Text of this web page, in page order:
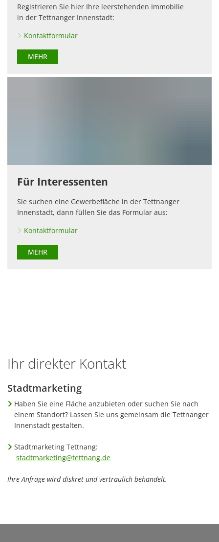
Registrieren Sie hier Ihre leerstehenden Immobilie
in der Tettnanger Innenstadt:
Kontaktformular
MEHR
Für Interessenten
Sie suchen eine Gewerbefläche in der Tettnanger
Innenstadt, dann füllen Sie das Formular aus:
Kontaktformular
MEHR
Ihr direkter Kontakt
Stadtmarketing
Haben Sie eine Fläche anzubieten oder suchen Sie nach
einem Standort? Lassen Sie uns gemeinsam die Tettnanger
Innenstadt gestalten.
Stadtmarketing Tettnang:
stadtmarketing@tettnang.de
Ihre Anfrage wird diskret und vertraulich behandelt.